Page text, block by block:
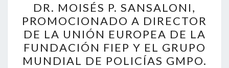
MOISÉS
P.
SANSALONI,
PROMOCIONADO
A
DIRECTOR
DR. MOISÉS P. SANSALONI,
PROMOCIONADO A DIRECTOR
DE LA UNIÓN EUROPEA DE LA
FUNDACIÓN FIEP Y EL GRUPO
MUNDIAL DE POLICÍAS GMPO.